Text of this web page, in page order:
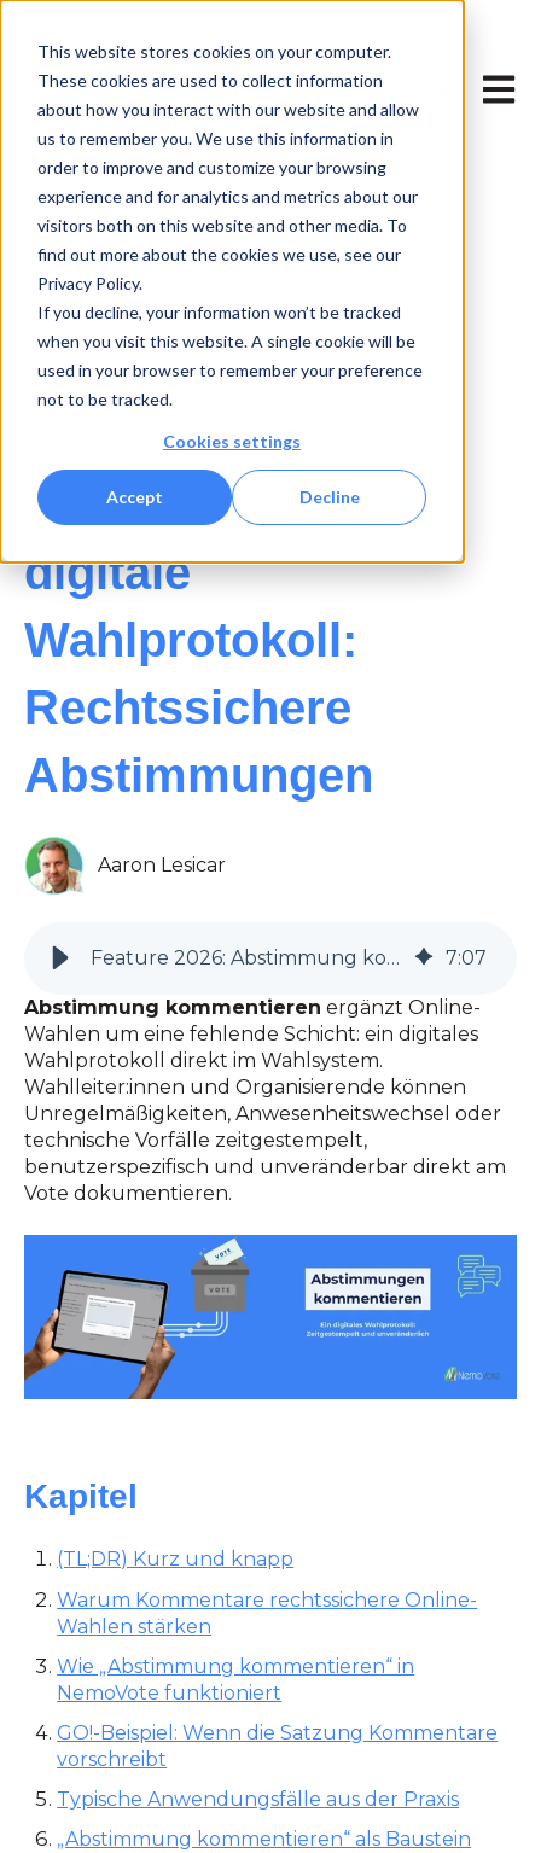
This website stores cookies on your computer.
These cookies are used to collect information
about how you interact with our website and allow
us to remember you. We use this information in
order to improve and customize your browsing
experience and for analytics and metrics about our
visitors both on this website and other media. To
find out more about the cookies we use, see our
Privacy Policy.
If you decline, your information won’t be tracked
when you visit this website. A single cookie will be
used in your browser to remember your preference
not to be tracked.
Cookies settings
Accept Decline
NEMOVOTE BLOG
TECHNOLOGY & INNOVATION
ABSTIMMUNG KOMMENTIEREN DIGITALES
WAHLPROTOKOLL
Feb 13, 2026 9:00:01 AM
Funktion 2026 Das
digitale
Wahlprotokoll:
Rechtssichere
Abstimmungen
Aaron Lesicar
Feature 2026: Abstimmung kommentieren | Digitales Wahlprotokoll | Sichere Wahlen und Rechtssicherheit bei Abstimmungen 7:07
Abstimmung kommentieren ergänzt Online-
Wahlen um eine fehlende Schicht: ein digitales
Wahlprotokoll direkt im Wahlsystem.
Wahlleiter:innen und Organisierende können
Unregelmäßigkeiten, Anwesenheitswechsel oder
technische Vorfälle zeitgestempelt,
benutzerspezifisch und unveränderbar direkt am
Vote dokumentieren.
Kapitel
(TL;DR) Kurz und knapp
Warum Kommentare rechtssichere Online-
Wahlen stärken
Wie „Abstimmung kommentieren“ in
NemoVote funktioniert
GO!-Beispiel: Wenn die Satzung Kommentare
vorschreibt
Typische Anwendungsfälle aus der Praxis
„Abstimmung kommentieren“ als Baustein